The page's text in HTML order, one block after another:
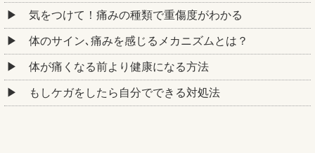
気をつけて！痛みの種類で重傷度がわかる
体のサイン､痛みを感じるメカニズムとは？
体が痛くなる前より健康になる方法
もしケガをしたら自分でできる対処法